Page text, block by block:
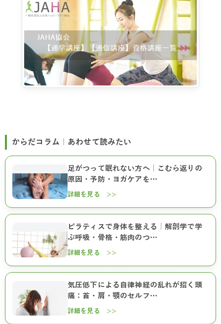
からだコラム｜あわせて読みたい
足がつって眠れない方へ｜こむら返りの
原因・予防・ヨガケアを…
詳細を見る >>
ピラティスで身体を整える｜解剖学で学
ぶ呼吸・骨格・筋肉のつ…
詳細を見る >>
気圧低下による自律神経の乱れが招く頭
痛：首・肩・顎のセルフ…
詳細を見る >>